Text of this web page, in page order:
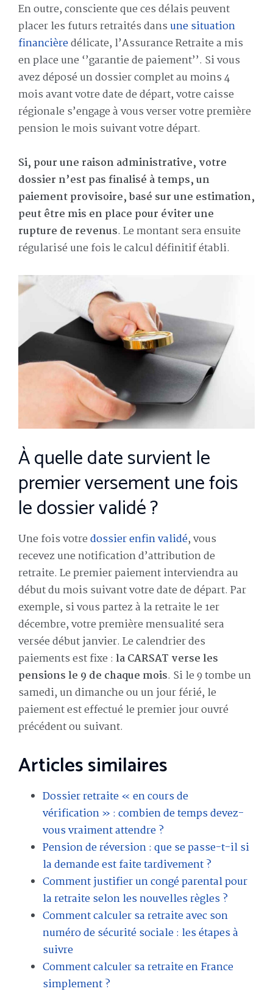
En outre, consciente que ces délais peuvent
placer les futurs retraités dans une situation
financièredélicate, l’Assurance Retraite a mis
en place une ‘’garantie de paiement’’. Si vous
avez déposé un dossier complet au moins 4
mois avant votre date de départ, votre caisse
régionale s’engage à vous verser votre première
pension le mois suivant votre départ.
Si, pour une raison administrative, votre
dossier n’est pas finalisé à temps, un
paiement provisoire, basé sur une estimation,
peut être mis en place pour éviter une
rupture de revenus. Le montant sera ensuite
régularisé une fois le calcul définitif établi.
À quelle date survient le
premier versement une fois
le dossier validé ?
Une fois votredossier enfin validé, vous
recevez une notification d’attribution de
retraite. Le premier paiement interviendra au
début du mois suivant votre date de départ. Par
exemple, si vous partez à la retraite le 1er
décembre, votre première mensualité sera
versée début janvier. Le calendrier des
paiements est fixe : la CARSAT verse les
pensions le 9 de chaque mois. Si le 9 tombe un
samedi, un dimanche ou un jour férié, le
paiement est effectué le premier jour ouvré
précédent ou suivant.
Articles similaires
Dossier retraite « en cours de
vérification » : combien de temps devez-
vous vraiment attendre ?
Pension de réversion : que se passe-t-il si
la demande est faite tardivement ?
Comment justifier un congé parental pour
la retraite selon les nouvelles règles ?
Comment calculer sa retraite avec son
numéro de sécurité sociale : les étapes à
suivre
Comment calculer sa retraite en France
simplement ?